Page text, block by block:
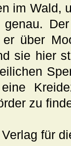
im Wald,
über
sie hier
zu
für